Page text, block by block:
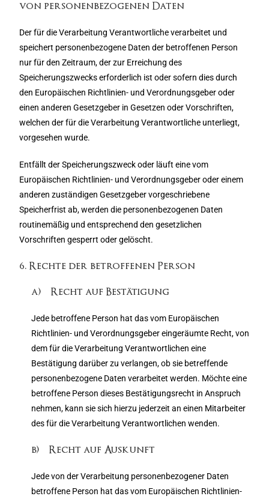
von personenbezogenen Daten
Der für die Verarbeitung Verantwortliche verarbeitet und
speichert personenbezogene Daten der betroffenen Person
nur für den Zeitraum, der zur Erreichung des
Speicherungszwecks erforderlich ist oder sofern dies durch
den Europäischen Richtlinien- und Verordnungsgeber oder
einen anderen Gesetzgeber in Gesetzen oder Vorschriften,
welchen der für die Verarbeitung Verantwortliche unterliegt,
vorgesehen wurde.
Entfällt der Speicherungszweck oder läuft eine vom
Europäischen Richtlinien- und Verordnungsgeber oder einem
anderen zuständigen Gesetzgeber vorgeschriebene
Speicherfrist ab, werden die personenbezogenen Daten
routinemäßig und entsprechend den gesetzlichen
Vorschriften gesperrt oder gelöscht.
6. Rechte der betroffenen Person
a) Recht auf Bestätigung
Jede betroffene Person hat das vom Europäischen
Richtlinien- und Verordnungsgeber eingeräumte Recht, von
dem für die Verarbeitung Verantwortlichen eine
Bestätigung darüber zu verlangen, ob sie betreffende
personenbezogene Daten verarbeitet werden. Möchte eine
betroffene Person dieses Bestätigungsrecht in Anspruch
nehmen, kann sie sich hierzu jederzeit an einen Mitarbeiter
des für die Verarbeitung Verantwortlichen wenden.
b) Recht auf Auskunft
Jede von der Verarbeitung personenbezogener Daten
betroffene Person hat das vom Europäischen Richtlinien-